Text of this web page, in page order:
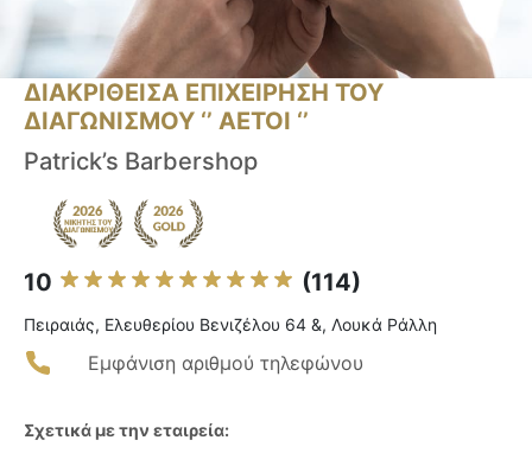
ΔΙΑΚΡΙΘΕΙΣΑ ΕΠΙΧΕΙΡΗΣΗ ΤΟΥ
ΔΙΑΓΩΝΙΣΜΟΥ ‘’ ΑΕΤΟΙ ‘’
Patrick’s Barbershop
10 (114)
Πειραιάς, Ελευθερίου Βενιζέλου 64 &, Λουκά Ράλλη
Εμφάνιση αριθμού τηλεφώνου
Σχετικά με την εταιρεία: